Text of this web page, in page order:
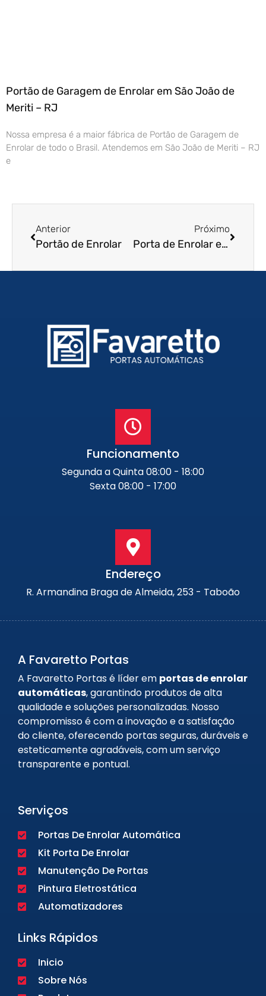
Portão de Garagem de Enrolar em São João de
Meriti – RJ
Nossa empresa é a maior fábrica de Portão de Garagem de
Enrolar de todo o Brasil. Atendemos em São João de Meriti – RJ
e
Anterior
Portão de Enrolar
Próximo
Porta de Enrolar em Guarulhos – SP
Funcionamento
Segunda a Quinta 08:00 - 18:00
Sexta 08:00 - 17:00
Endereço
R. Armandina Braga de Almeida, 253 - Taboão
A Favaretto Portas
A Favaretto Portas é líder em portas de enrolar
automáticas, garantindo produtos de alta
qualidade e soluções personalizadas. Nosso
compromisso é com a inovação e a satisfação
do cliente, oferecendo portas seguras, duráveis e
esteticamente agradáveis, com um serviço
transparente e pontual.
Serviços
Portas De Enrolar Automática
Kit Porta De Enrolar
Manutenção De Portas
Pintura Eletrostática
Automatizadores
Links Rápidos
Inicio
Sobre Nós